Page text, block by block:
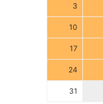
3
10
17
24
31